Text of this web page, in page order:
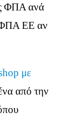
ΦΠΑ ανά
ΦΠΑ ΕΕ αν
με
από την